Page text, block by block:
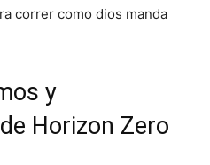
correr como dios manda
y
Horizon Zero